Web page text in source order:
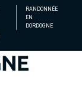
RANDONNÉE
EN
DORDOGNE